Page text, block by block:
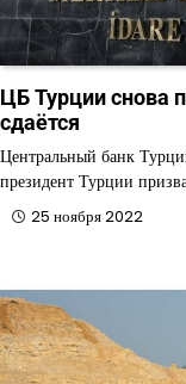
ЦБ Турции снова
сдаётся
Центральный банк
президент Турции
25 ноября 2022